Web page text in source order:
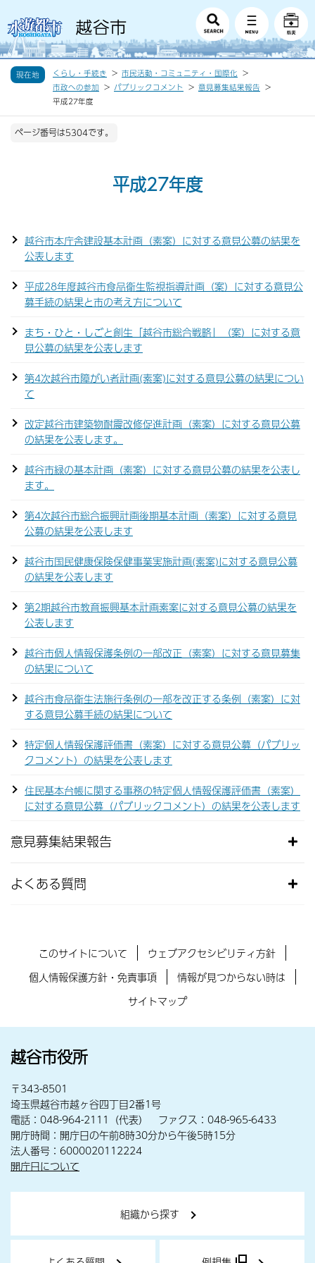
現在地 くらし・手続き
市民活動・コミュニティ・国際化
市政への参加
パブリックコメント
意見募集結果報告
平成27年度
ページ番号は5304です。
平成27年度
越谷市本庁舎建設基本計画（素案）に対する意見公募の結果を
公表します
平成28年度越谷市食品衛生監視指導計画（案）に対する意見公
募手続の結果と市の考え方について
まち・ひと・しごと創生「越谷市総合戦略」（案）に対する意
見公募の結果を公表します
第4次越谷市障がい者計画(素案)に対する意見公募の結果につい
て
改定越谷市建築物耐震改修促進計画（素案）に対する意見公募
の結果を公表します。
越谷市緑の基本計画（素案）に対する意見公募の結果を公表し
ます。
第4次越谷市総合振興計画後期基本計画（素案）に対する意見
公募の結果を公表します
越谷市国民健康保険保健事業実施計画(素案)に対する意見公募
の結果を公表します
第2期越谷市教育振興基本計画素案に対する意見公募の結果を
公表します
越谷市個人情報保護条例の一部改正（素案）に対する意見募集
の結果について
越谷市食品衛生法施行条例の一部を改正する条例（素案）に対
する意見公募手続の結果について
特定個人情報保護評価書（素案）に対する意見公募（パブリッ
クコメント）の結果を公表します
住民基本台帳に関する事務の特定個人情報保護評価書（素案）
に対する意見公募（パブリックコメント）の結果を公表します
意見募集結果報告
よくある質問
このサイトについて
ウェブアクセシビリティ方針
個人情報保護方針・免責事項
情報が見つからない時は
サイトマップ
越谷市役所
〒343-8501
埼玉県越谷市越ヶ谷四丁目2番1号
電話：048-964-2111（代表） ファクス：048-965-6433
開庁時間：開庁日の午前8時30分から午後5時15分
法人番号：6000020112224
開庁日について
組織から探す